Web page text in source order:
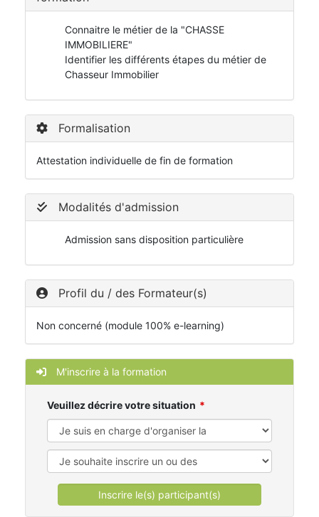
Connaitre le métier de la "CHASSE
IMMOBILIERE"
Identifier les différents étapes du métier de
Chasseur Immobilier
Formalisation
Attestation individuelle de fin de formation
Modalités d'admission
Admission sans disposition particulière
Profil du / des Formateur(s)
Non concerné (module 100% e-learning)
M'inscrire à la formation
Veuillez décrire votre situation
Inscrire le(s) participant(s)